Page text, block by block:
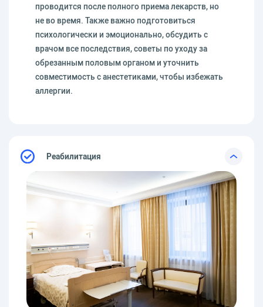
проводится после полного приема лекарств, но
не во время. Также важно подготовиться
психологически и эмоционально, обсудить с
врачом все последствия, советы по уходу за
обрезанным половым органом и уточнить
совместимость с анестетиками, чтобы избежать
аллергии.
Реабилитация